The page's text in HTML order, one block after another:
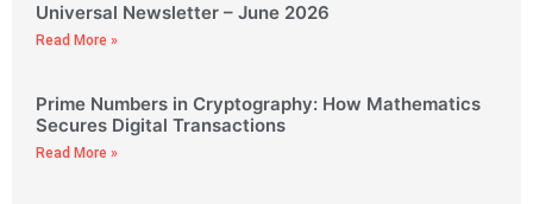
Universal Newsletter – June 2026
Read More »
Prime Numbers in Cryptography: How Mathematics
Secures Digital Transactions
Read More »